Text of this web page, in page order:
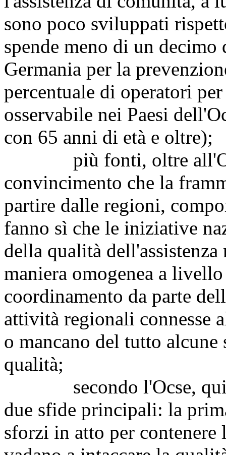
sono poco sviluppati
spende meno di un
Germania per la
percentuale di operatori
osservabile nei Paesi
con 65 anni di età e oltre);
più fonti, oltre
convincimento che la
partire dalle regioni,
fanno sì che le iniziative
della qualità
maniera omogenea a
coordinamento da parte
attività regionali connesse
o mancano del tutto
qualità;
secondo l'Ocse,
due sfide principali: la
sforzi in atto per contenere